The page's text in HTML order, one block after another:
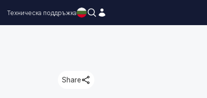
Техническа поддръжка
Share